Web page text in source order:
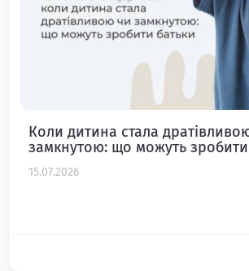
Коли дитина стала
замкнутою: що можуть зробити
15.07.2026